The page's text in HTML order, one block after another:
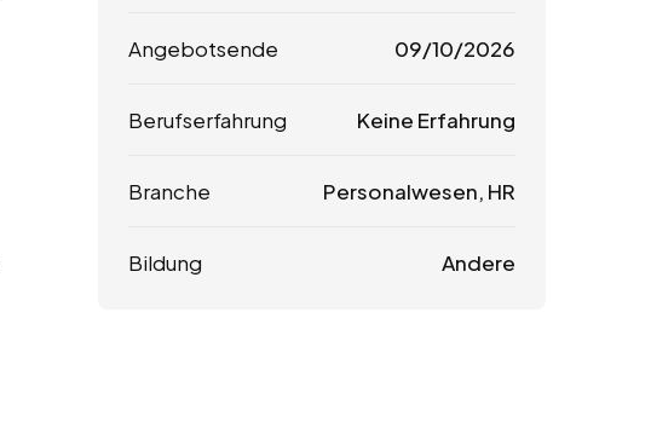
Angebotsende 09/10/2026
Berufserfahrung Keine Erfahrung
Branche Personalwesen, HR
Bildung Andere